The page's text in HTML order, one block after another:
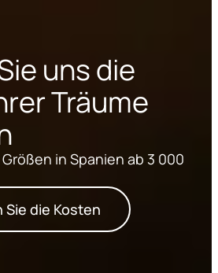
uns die
Träume
in Spanien ab 3 000
Sie die Kosten